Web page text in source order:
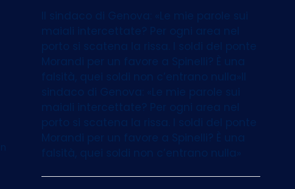
Il sindaco di Genova: «Le mie parole sui
maiali intercettate? Per ogni area nel
porto si scatena la rissa. I soldi del ponte
Morandi per un favore a Spinelli? È una
falsità, quei soldi non c’entrano nulla»Il
sindaco di Genova: «Le mie parole sui
maiali intercettate? Per ogni area nel
porto si scatena la rissa. I soldi del ponte
Morandi per un favore a Spinelli? È una
falsità, quei soldi non c’entrano nulla»